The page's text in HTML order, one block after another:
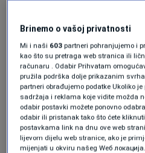
Brazil
Vinicius
želimo raditi
NOGOMET|14.
Ipak, reprezentativac
uvjeren je da bi naredna
u kojoj će konačno dobiti
Brinemo o vašoj privatnosti
Mi i naši 603 partneri pohranjujemo i
kao što su pretraga web stranica ili
računaru . Odabir Prihvatam
pružila podrška dolje prikazanim
partneri obrađujemo podatke Ukoliko
sadržaja i reklama koje vidite možda
odabir postavki možete ponovno
odabir ili pristanak tako što ćete
postavkama link na dnu ove web
lijevom dijelu web stranice, ako je
mijenjati u okviru našeg Wеб